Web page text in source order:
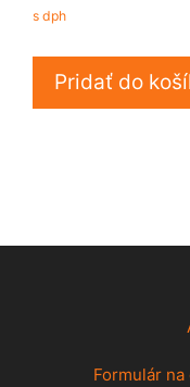
s dph
Pridať do
Formulár